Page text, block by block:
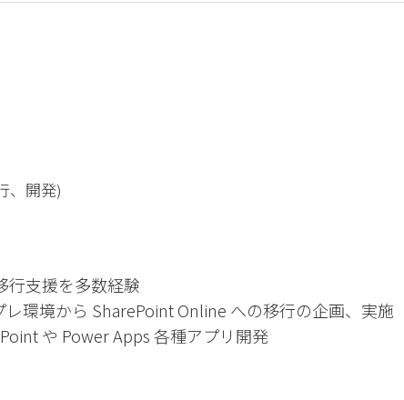
、開発)
行支援を多数経験
環境から SharePoint Online への移行の企画、実施
や Power Apps 各種アプリ開発